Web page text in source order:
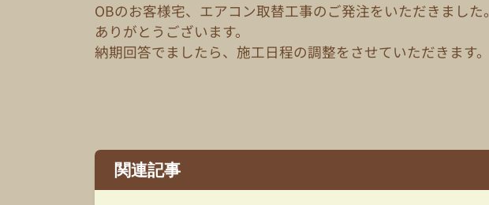
OBのお客様宅、エアコン取替工事のご発注をいただきました。
ありがとうございます。
納期回答でましたら、施工日程の調整をさせていただきます。